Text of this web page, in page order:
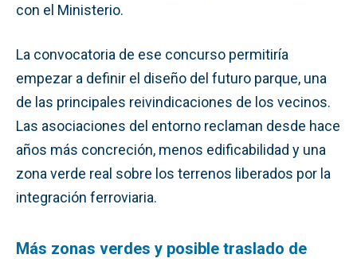
con el Ministerio.
La convocatoria de ese concurso permitiría
empezar a definir el diseño del futuro parque, una
de las principales reivindicaciones de los vecinos.
Las asociaciones del entorno reclaman desde hace
años más concreción, menos edificabilidad y una
zona verde real sobre los terrenos liberados por la
integración ferroviaria.
Más zonas verdes y posible traslado de